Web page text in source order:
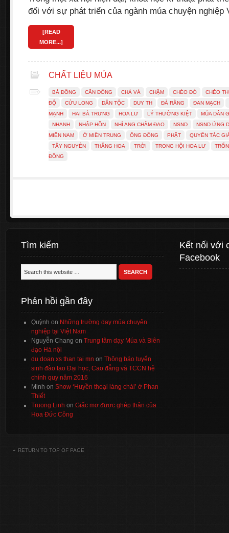
đối với sự phát triển của ngành múa chuyện
[READ
MORE...]
CHẤT LIỆU MÚA
BÀ ĐỒNG CĂN ĐỒNG CHÀ VÀ CHẬM CHÈO ĐÒ
CHÈO
ĐỘ
CỬU LONG DÂN TỘC DUY TH ĐÀ RẰNG
ĐAN MẠCH
MẠNH
HAI BÀ TRƯNG HOA LƯ LÝ THƯỜNG KIỆT
MÚA DÂN
NHANH
NHẬP HỒN NHÌ ANG CHẰM ĐAO NSND
NSND ỨNG
MIỀN NAM
Ở MIỀN TRUNG ÔNG ĐỒNG PHẬT
QUYỀN TÁC
TÂY NGUYÊN
THĂNG HOA TRỜI TRONG HỘI HOA LƯ
ĐỒNG
Tìm kiếm
Phản hồi gần đây
Quỳnh on Những trường dạy múa chuyên
nghiệp tại Việt Nam
Nguyễn Chang on Trung tâm dạy Múa và Biên
đạo Hà nội
du doan xs than tai mn on Thông báo tuyển
sinh đào tạo Đại học, Cao đẳng và TCCN hệ
chính quy năm 2016
Minh on Show ‘Huyền thoại làng chài’ ở Phan
Thiết
Truong Linh on Giấc mơ được ghép thận của
Hoa Đức Công
Kết nối với
Facebook
RETURN TO TOP OF PAGE